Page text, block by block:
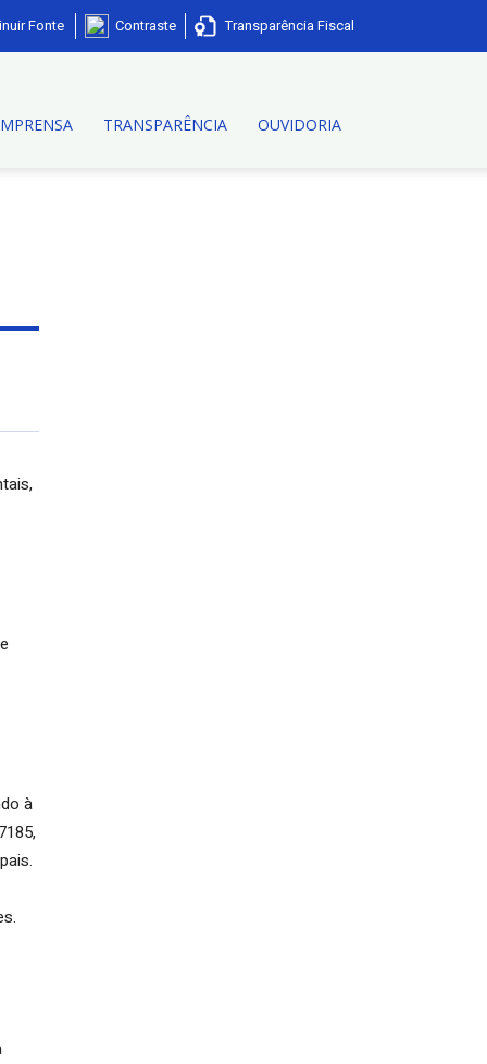
Fonte Contraste Transparência Fiscal
TRANSPARÊNCIA OUVIDORIA
à